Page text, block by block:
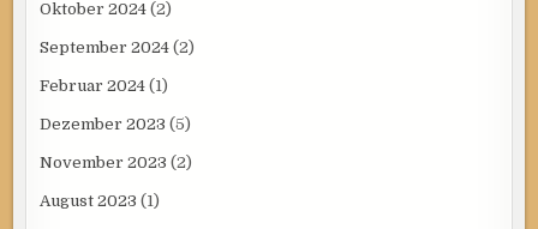
Oktober 2024 (2)
September 2024 (2)
Februar 2024 (1)
Dezember 2023 (5)
November 2023 (2)
August 2023 (1)